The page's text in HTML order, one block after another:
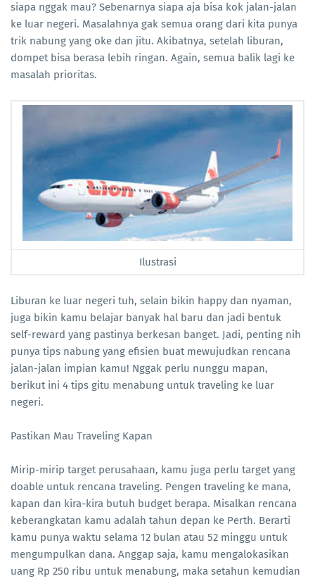
siapa nggak mau? Sebenarnya siapa aja bisa kok jalan-jalan
ke luar negeri. Masalahnya gak semua orang dari kita punya
trik nabung yang oke dan jitu. Akibatnya, setelah liburan,
dompet bisa berasa lebih ringan. Again, semua balik lagi ke
masalah prioritas.
Ilustrasi
Liburan ke luar negeri tuh, selain bikin happy dan nyaman,
juga bikin kamu belajar banyak hal baru dan jadi bentuk
self-reward yang pastinya berkesan banget. Jadi, penting nih
punya tips nabung yang efisien buat mewujudkan rencana
jalan-jalan impian kamu! Nggak perlu nunggu mapan,
berikut ini 4 tips gitu menabung untuk traveling ke luar
negeri.
Pastikan Mau Traveling Kapan
Mirip-mirip target perusahaan, kamu juga perlu target yang
doable untuk rencana traveling. Pengen traveling ke mana,
kapan dan kira-kira butuh budget berapa. Misalkan rencana
keberangkatan kamu adalah tahun depan ke Perth. Berarti
kamu punya waktu selama 12 bulan atau 52 minggu untuk
mengumpulkan dana. Anggap saja, kamu mengalokasikan
uang Rp 250 ribu untuk menabung, maka setahun kemudian